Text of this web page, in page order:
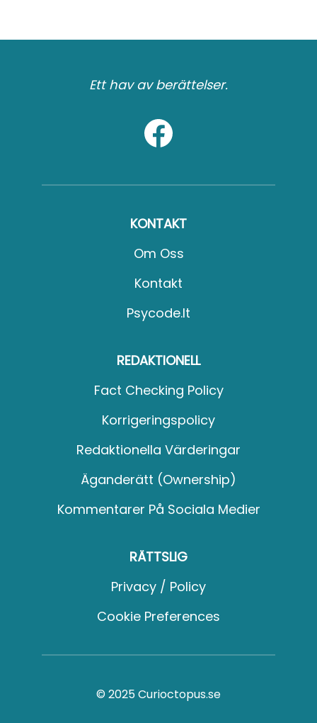
Ett hav av berättelser.
KONTAKT
Om Oss
Kontakt
Psycode.it
REDAKTIONELL
Fact Checking Policy
Korrigeringspolicy
Redaktionella Värderingar
Äganderätt (Ownership)
Kommentarer På Sociala Medier
RÄTTSLIG
Privacy / Policy
Cookie Preferences
© 2025 Curioctopus.se